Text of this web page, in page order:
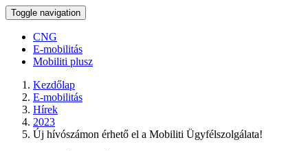
Toggle navigation
CNG
E-mobilitás
Mobiliti plusz
Kezdőlap
E-mobilitás
Hírek
2023
Új hívószámon érhető el a Mobiliti Ügyfélszolgálata!